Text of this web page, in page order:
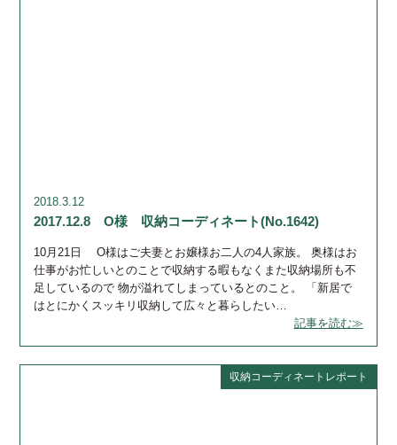
2018.3.12
2017.12.8 O様 収納コーディネート(No.1642)
10月21日 O様はご夫妻とお嬢様お二人の4人家族。 奥様はお
仕事がお忙しいとのことで収納する暇もなくまた収納場所も不
足しているので 物が溢れてしまっているとのこと。 「新居で
はとにかくスッキリ収納して広々と暮らしたい…
記事を読む≫
収納コーディネートレポート